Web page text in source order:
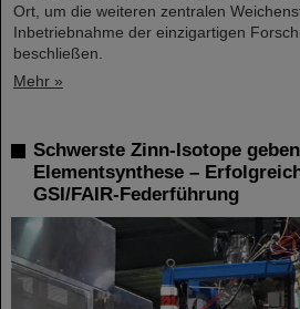
Ort, um die weiteren zentralen
Inbetriebnahme der einzigartigen
beschließen.
Mehr »
Schwerste Zinn-Isotope
Elementsynthese –
GSI/FAIR-Federführung